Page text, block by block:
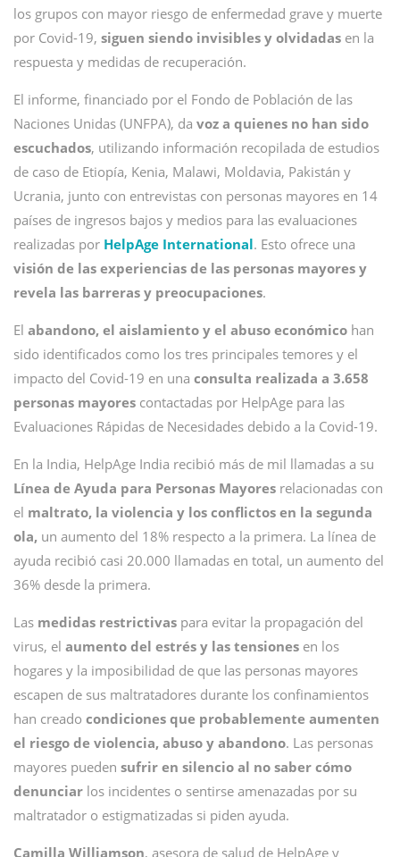
los grupos con mayor riesgo de enfermedad grave y muerte
por Covid-19, siguen siendo invisibles y olvidadas en la
respuesta y medidas de recuperación.
El informe, financiado por el Fondo de Población de las
Naciones Unidas (UNFPA), da voz a quienes no han sido
escuchados, utilizando información recopilada de estudios
de caso de Etiopía, Kenia, Malawi, Moldavia, Pakistán y
Ucrania, junto con entrevistas con personas mayores en 14
países de ingresos bajos y medios para las evaluaciones
realizadas por HelpAge International. Esto ofrece una
visión de las experiencias de las personas mayores y
revela las barreras y preocupaciones.
El abandono, el aislamiento y el abuso económico han
sido identificados como los tres principales temores y el
impacto del Covid-19 en una consulta realizada a 3.658
personas mayores contactadas por HelpAge para las
Evaluaciones Rápidas de Necesidades debido a la Covid-19.
En la India, HelpAge India recibió más de mil llamadas a su
Línea de Ayuda para Personas Mayores relacionadas con
el maltrato, la violencia y los conflictos en la segunda
ola, un aumento del 18% respecto a la primera. La línea de
ayuda recibió casi 20.000 llamadas en total, un aumento del
36% desde la primera.
Las medidas restrictivas para evitar la propagación del
virus, el aumento del estrés y las tensiones en los
hogares y la imposibilidad de que las personas mayores
escapen de sus maltratadores durante los confinamientos
han creado condiciones que probablemente aumenten
el riesgo de violencia, abuso y abandono. Las personas
mayores pueden sufrir en silencio al no saber cómo
denunciar los incidentes o sentirse amenazadas por su
maltratador o estigmatizadas si piden ayuda.
Camilla Williamson, asesora de salud de HelpAge y